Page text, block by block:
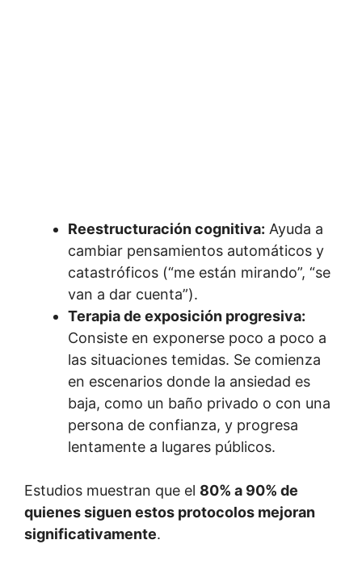
Reestructuración cognitiva: Ayuda a
cambiar pensamientos automáticos y
catastróficos (“me están mirando”, “se
van a dar cuenta”).
Terapia de exposición progresiva:
Consiste en exponerse poco a poco a
las situaciones temidas. Se comienza
en escenarios donde la ansiedad es
baja, como un baño privado o con una
persona de confianza, y progresa
lentamente a lugares públicos.
Estudios muestran que el 80% a 90% de
quienes siguen estos protocolos mejoran
significativamente.